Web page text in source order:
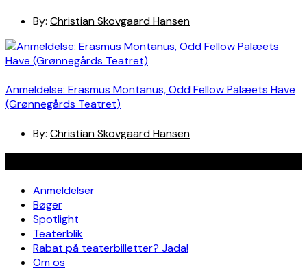
By: Christian Skovgaard Hansen
Anmeldelse: Erasmus Montanus, Odd Fellow Palæets Have
(Grønnegårds Teatret)
By: Christian Skovgaard Hansen
Anmeldelser
Bøger
Spotlight
Teaterblik
Rabat på teaterbilletter? Jada!
Om os